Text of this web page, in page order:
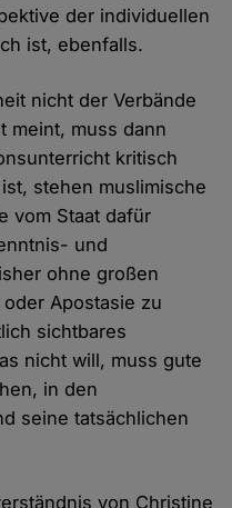
der individuellen
ist, ebenfalls.
nicht der Verbände
meint, muss dann
kritisch
stehen muslimische
vom Staat dafür
und
ohne großen
Apostasie zu
sichtbares
nicht will, muss gute
in den
seine tatsächlichen
von Christine